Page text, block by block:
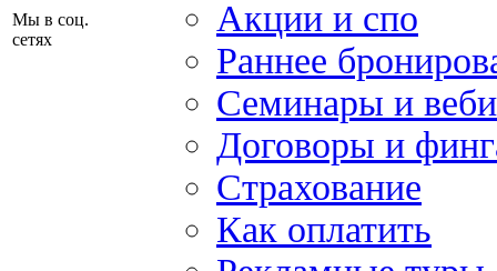
Мы в соц.
сетях
Акции и спо
Раннее
Семинары и
Договоры и
Страхование
Как оплатить